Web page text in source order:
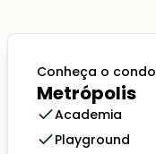
Conheça o
Metrópolis
Academia
Playground